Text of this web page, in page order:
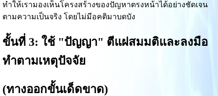
ทำให้เรามองเห็นโครงสร้างของปัญหาตรงหน้าได้อย่างชัดเจน
ตามความเป็นจริง โดยไม่มีอคติมาบดบัง
ขั้นที่ 3: ใช้ "ปัญญา" ตีแผ่สมมติและลงมือ
ทำตามเหตุปัจจัย
(ทางออกขั้นเด็ดขาด)